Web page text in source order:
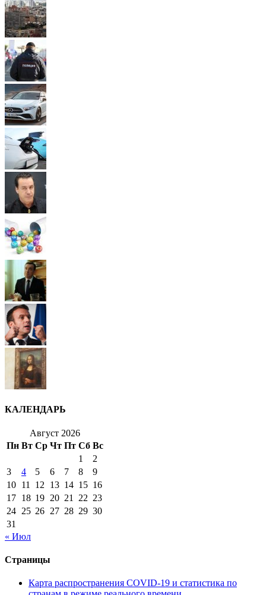
КАЛЕНДАРЬ
Август 2026
Пн Вт Ср Чт Пт Сб Вс
1
2
3
4 5 6 7 8
9
10 11 12 13 14 15 16
17 18 19 20 21 22 23
24 25 26 27 28 29 30
31
« Июл
Страницы
Карта распространения COVID-19 и статистика по